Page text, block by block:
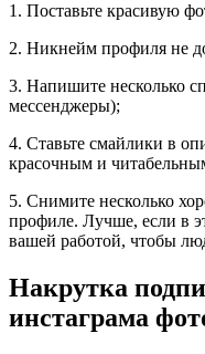
1. Поставьте красивую
2. Никнейм профиля не
3. Напишите несколько
мессенджеры);
4. Ставьте смайлики в
красочным и
5. Снимите несколько
профиле. Лучше, если в
вашей работой, чтобы
Накрутка
инстаграма